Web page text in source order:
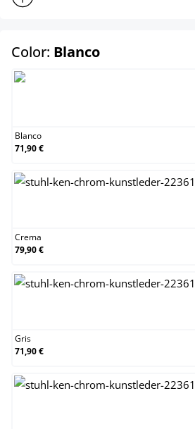
Color: Blancoselect
Blanco
71,90 €
Crema
79,90 €
Gris
71,90 €